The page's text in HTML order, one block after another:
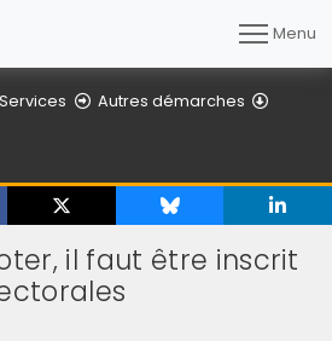
Menu
Services Autres démarches
il faut être inscrit